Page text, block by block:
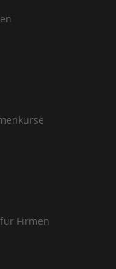
Firmen